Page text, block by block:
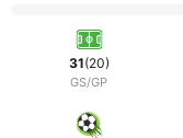
31(20)
GS/GP